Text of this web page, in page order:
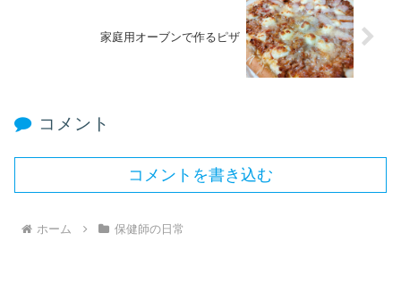
家庭用オーブンで作るピザ
コメント
コメントを書き込む
ホーム 保健師の日常